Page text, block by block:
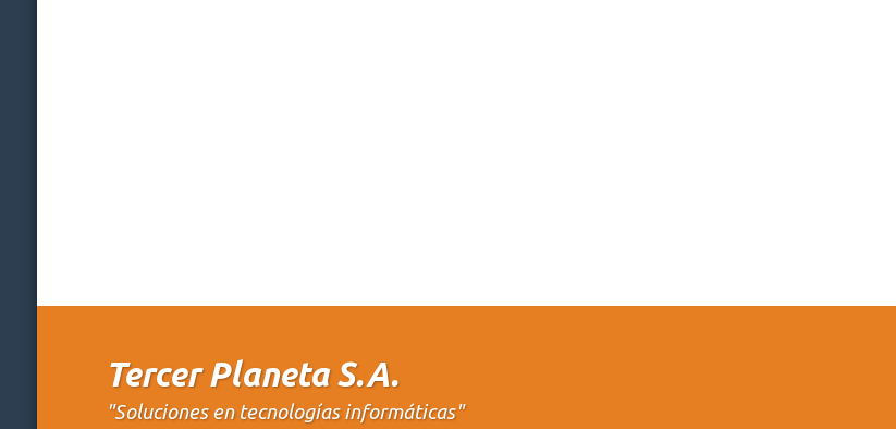
Tercer Planeta S.A.
"Soluciones en tecnologías informáticas"